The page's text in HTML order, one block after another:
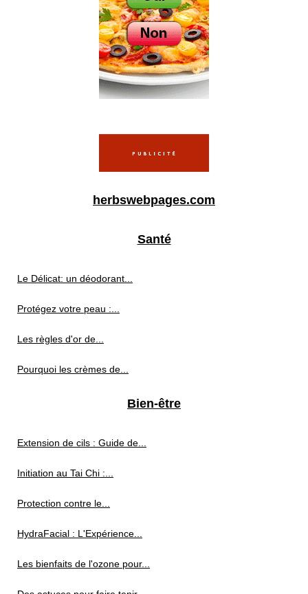
herbswebpages.com
Santé
Le Délicat: un déodorant...
Protégez votre peau :...
Les règles d'or de...
Pourquoi les crèmes de...
Bien-être
Extension de cils : Guide de...
Initiation au Tai Chi :...
Protection contre le...
HydraFacial : L'Expérience...
Les bienfaits de l'ozone pour...